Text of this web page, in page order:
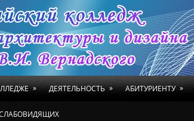
» ДЕЯТЕЛЬНОСТЬ » АБИТУРИЕНТУ »